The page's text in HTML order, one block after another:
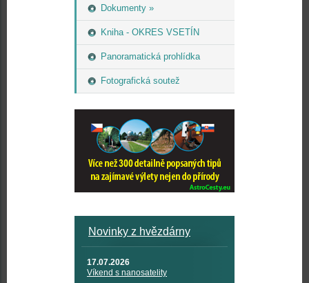
Dokumenty »
Kniha - OKRES VSETÍN
Panoramatická prohlídka
Fotografická soutež
Novinky z hvězdárny
17.07.2026
Víkend s nanosatelity